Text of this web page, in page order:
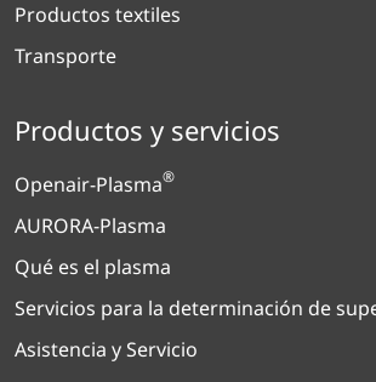
Productos textiles
Transporte
Productos y servicios
Openair-Plasma®
AURORA-Plasma
Qué es el plasma
Servicios para la determinación de
Asistencia y Servicio